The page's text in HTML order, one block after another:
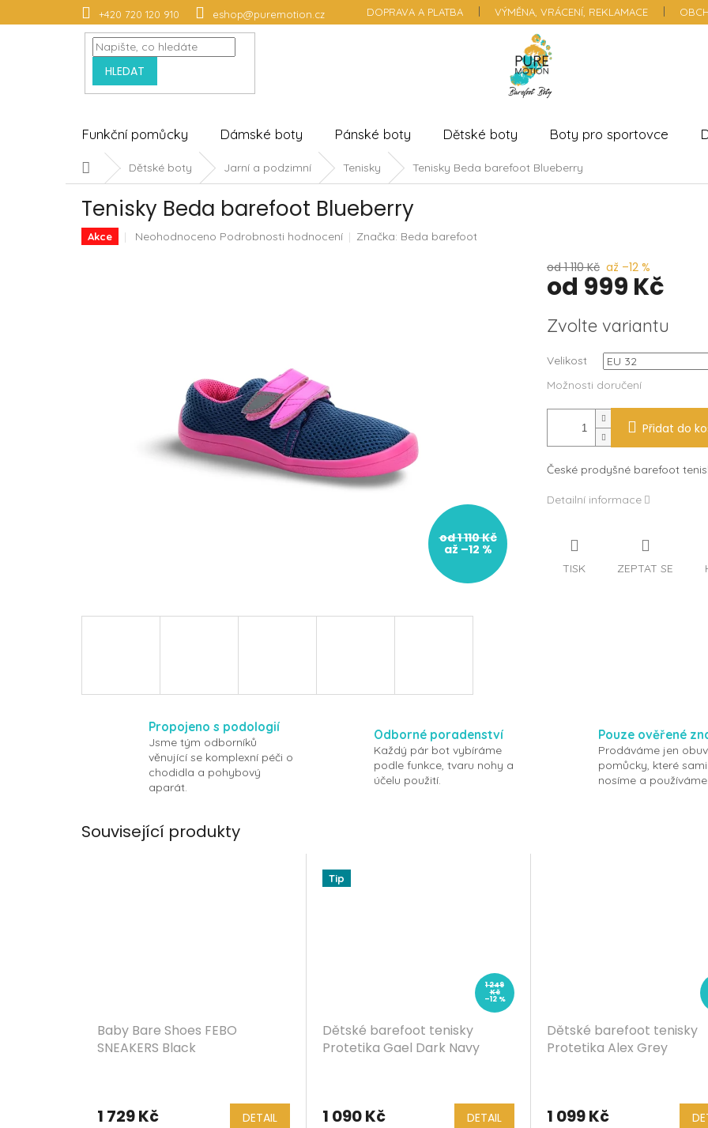
na
+420 720 120 910 eshop@puremotion.cz DOPRAVA A PLATBA VÝMĚNA, VRÁCENÍ, REKLAMACE
HLEDAT
Funkční pomůcky Dámské boty Pánské boty Dětské boty Boty pro sportovce
Domů Dětské boty Jarní a podzimní Tenisky Tenisky Beda barefoot Blueberry
Tenisky Beda barefoot Blueberry
Akce
Průměrné
Neohodnoceno Podrobnosti hodnocení Značka: Beda barefoot
od 1 110 Kč
až –12 %
od 1 110 Kč až –12 %
od 999 Kč
cena:
Zvolte variantu
Velikost
Možnosti doručení
Přidat do
České prodyšné barefoot
Detailní informace
TISK ZEPTAT SE
Propojeno s podologií
Jsme tým odborníků
věnující se komplexní péči o
chodidla a pohybový
aparát.
Odborné poradenství
Každý pár bot vybíráme
podle funkce, tvaru nohy a
účelu použití.
Pouze ověřené
Prodáváme jen
pomůcky, které sami
nosíme a používáme.
Související produkty
Baby Bare Shoes FEBO
SNEAKERS Black
1 729 Kč DETAIL
Tip
1 249
Kč
–12 %
Dětské barefoot tenisky
Protetika Gael Dark Navy
1 090 Kč DETAIL
Dětské barefoot tenisky
Protetika Alex Grey
1 099 Kč